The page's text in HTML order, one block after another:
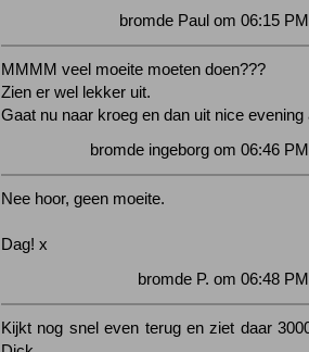
bromde Paul om 06:15
MMMM veel moeite moeten doen???
Zien er wel lekker uit.
Gaat nu naar kroeg en dan uit nice evening
bromde ingeborg om 06:46
Nee hoor, geen moeite.
Dag! x
bromde P. om 06:48
Kijkt nog snel even terug en ziet daar